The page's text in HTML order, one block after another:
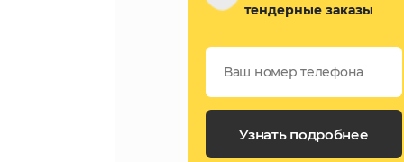
тендерные заказы
Узнать подробнее